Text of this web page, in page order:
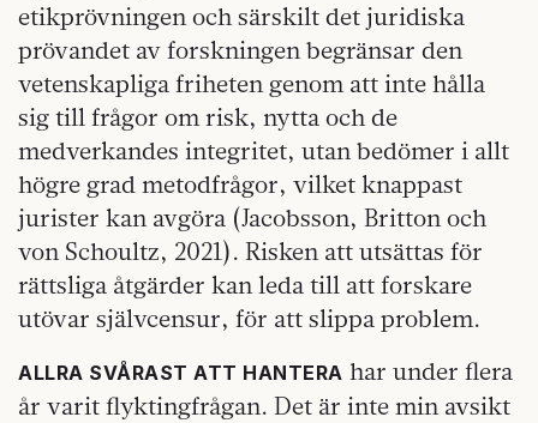
etikprövningen och särskilt det juridiska
prövandet av forskningen begränsar den
vetenskapliga friheten genom att inte hålla
sig till frågor om risk, nytta och de
medverkandes integritet, utan bedömer i allt
högre grad metodfrågor, vilket knappast
jurister kan avgöra (Jacobsson, Britton och
von Schoultz, 2021). Risken att utsättas för
rättsliga åtgärder kan leda till att forskare
utövar självcensur, för att slippa problem.
ALLRA SVÅRAST ATT HANTERA har under flera
år varit flyktingfrågan. Det är inte min avsikt